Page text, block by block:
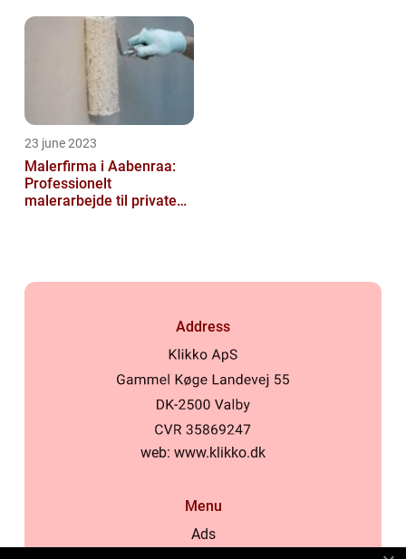
23 june 2023
Malerfirma i Aabenraa:
Professionelt
malerarbejde til private
Address
web: www.klikko.dk
Menu
Ads